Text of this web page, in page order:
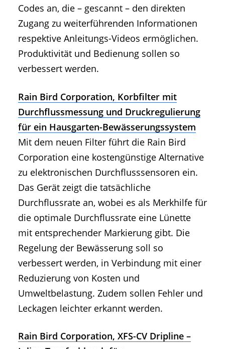
Codes an, die – gescannt – den direkten
Zugang zu weiterführenden Informationen
respektive Anleitungs-Videos ermöglichen.
Produktivität und Bedienung sollen so
verbessert werden.
Rain Bird Corporation, Korbfilter mit
Durchflussmessung und Druckregulierung
für ein Hausgarten-Bewässerungssystem
Mit dem neuen Filter führt die Rain Bird
Corporation eine kostengünstige Alternative
zu elektronischen Durchflusssensoren ein.
Das Gerät zeigt die tatsächliche
Durchflussrate an, wobei es als Merkhilfe für
die optimale Durchflussrate eine Lünette
mit entsprechender Markierung gibt. Die
Regelung der Bewässerung soll so
verbessert werden, in Verbindung mit einer
Reduzierung von Kosten und
Umweltbelastung. Zudem sollen Fehler und
Leckagen leichter erkannt werden.
Rain Bird Corporation, XFS-CV Dripline –